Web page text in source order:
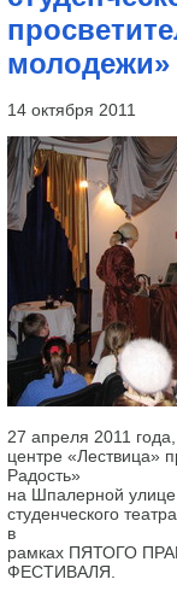
молодежи»
14 октября 2011
27 апреля 2011
центре «Лествица»
Радость»
на Шпалерной улице
студенческого
в
рамках ПЯТОГО
ФЕСТИВАЛЯ.